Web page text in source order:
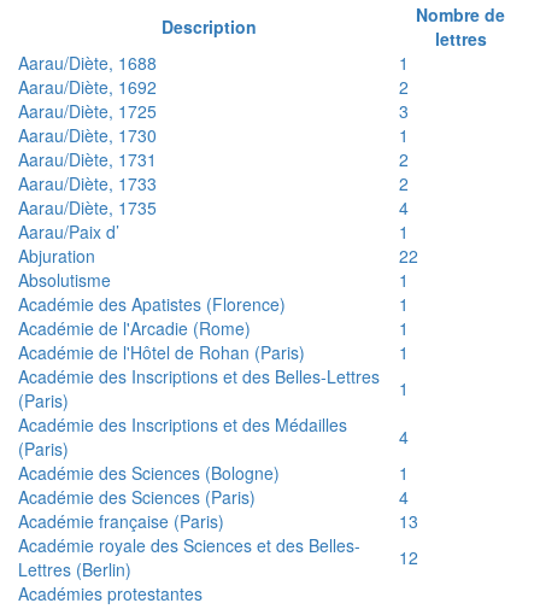
Description
Nombre de
lettres
Aarau/Diète, 1688
1
Aarau/Diète, 1692
2
Aarau/Diète, 1725
3
Aarau/Diète, 1730
1
Aarau/Diète, 1731
2
Aarau/Diète, 1733
2
Aarau/Diète, 1735
4
Aarau/Paix d’
1
Abjuration
22
Absolutisme
1
Académie des Apatistes (Florence)
1
Académie de l'Arcadie (Rome)
1
Académie de l'Hôtel de Rohan (Paris)
1
Académie des Inscriptions et des Belles-Lettres
(Paris)
1
Académie des Inscriptions et des Médailles
(Paris)
4
Académie des Sciences (Bologne)
1
Académie des Sciences (Paris)
4
Académie française (Paris)
13
Académie royale des Sciences et des Belles-
Lettres (Berlin)
12
Académies protestantes